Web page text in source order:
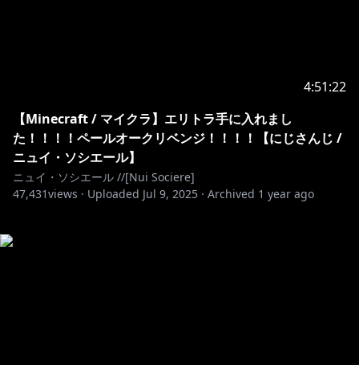
4:51:22
【Minecraft / マイクラ】エリトラ手に入れまし
た！！！！ペールオークリベンジ！！！！【にじさんじ /
ニュイ・ソシエール】
ニュイ・ソシエール //[Nui Sociere]
47,431views · Uploaded Jul 9, 2025 · Archived 1 year ago